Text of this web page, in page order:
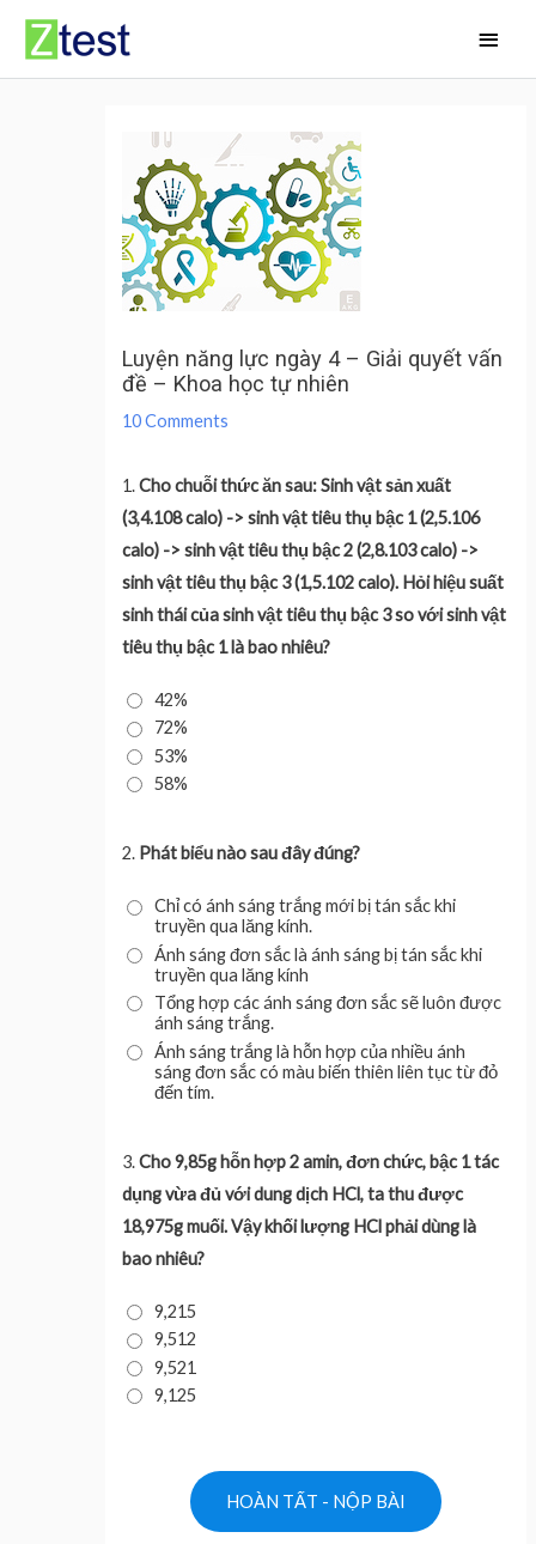
Skip
content
Luyện năng lực ngày 4 – Giải quyết vấn
đề – Khoa học tự nhiên
10 Comments
1.Cho chuỗi thức ăn sau: Sinh vật sản xuất
(3,4.108 calo) -> sinh vật tiêu thụ bậc 1 (2,5.106
calo) -> sinh vật tiêu thụ bậc 2 (2,8.103 calo) ->
sinh vật tiêu thụ bậc 3 (1,5.102 calo). Hỏi hiệu suất
sinh thái của sinh vật tiêu thụ bậc 3 so với sinh vật
tiêu thụ bậc 1 là bao nhiêu?
42%
72%
53%
58%
2. Phát biểu nào sau đây đúng?
Chỉ có ánh sáng trắng mới bị tán sắc khi
truyền qua lăng kính.
Ánh sáng đơn sắc là ánh sáng bị tán sắc khi
truyền qua lăng kính
Tổng hợp các ánh sáng đơn sắc sẽ luôn được
ánh sáng trắng.
Ánh sáng trắng là hỗn hợp của nhiều ánh
sáng đơn sắc có màu biến thiên liên tục từ đỏ
đến tím.
3.Cho 9,85g hỗn hợp 2 amin, đơn chức, bậc 1 tác
dụng vừa đủ với dung dịch HCl, ta thu được
18,975g muối. Vậy khối lượng HCl phải dùng là
bao nhiêu?
9,215
9,512
9,521
9,125